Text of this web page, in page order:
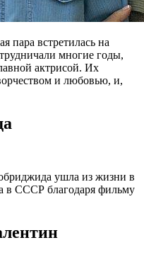
пара встретилась на
многие годы,
актрисой. Их
и любовью, и,
ушла из жизни в
в СССР благодаря фильму